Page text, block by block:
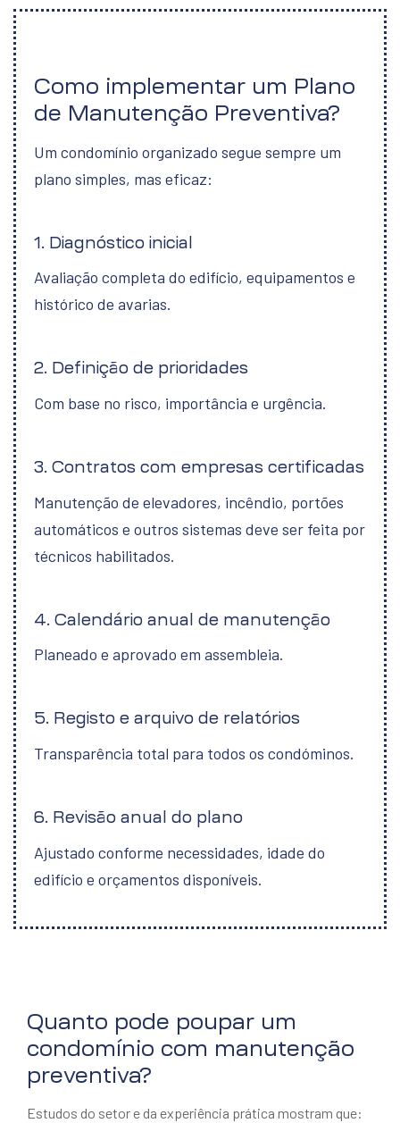
Como implementar um Plano
de Manutenção Preventiva?
Um condomínio organizado segue sempre um
plano simples, mas eficaz:
1. Diagnóstico inicial
Avaliação completa do edifício, equipamentos e
histórico de avarias.
2. Definição de prioridades
Com base no risco, importância e urgência.
3. Contratos com empresas certificadas
Manutenção de elevadores, incêndio, portões
automáticos e outros sistemas deve ser feita por
técnicos habilitados.
4. Calendário anual de manutenção
Planeado e aprovado em assembleia.
5. Registo e arquivo de relatórios
Transparência total para todos os condóminos.
6. Revisão anual do plano
Ajustado conforme necessidades, idade do
edifício e orçamentos disponíveis.
Quanto pode poupar um
condomínio com manutenção
preventiva?
Estudos do setor e da experiência prática mostram que: